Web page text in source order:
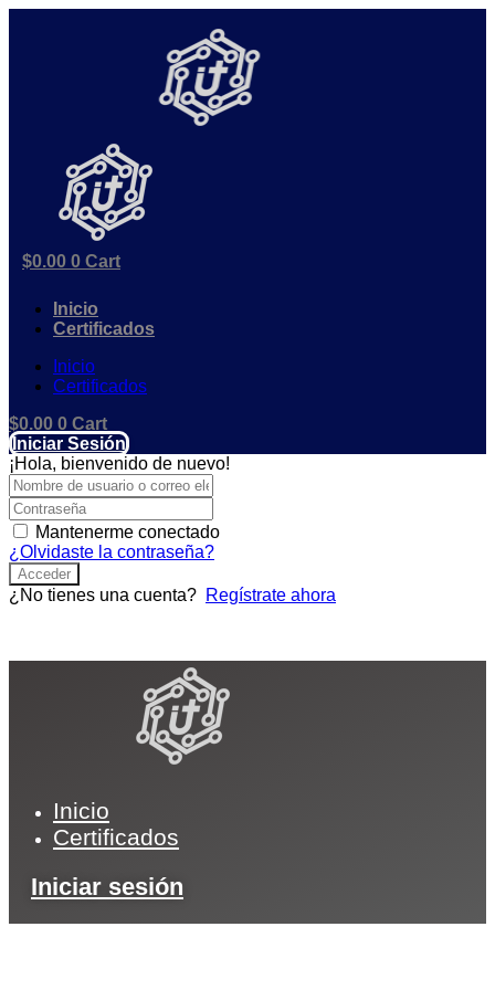
$0.00 0 Cart
Inicio
Certificados
Inicio
Certificados
$0.00 0 Cart
Iniciar Sesión
¡Hola, bienvenido de nuevo!
Mantenerme conectado
¿Olvidaste la contraseña?
Acceder
¿No tienes una cuenta? Regístrate ahora
Inicio
Certificados
Iniciar sesión